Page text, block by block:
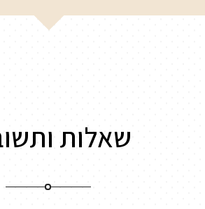
שאלות